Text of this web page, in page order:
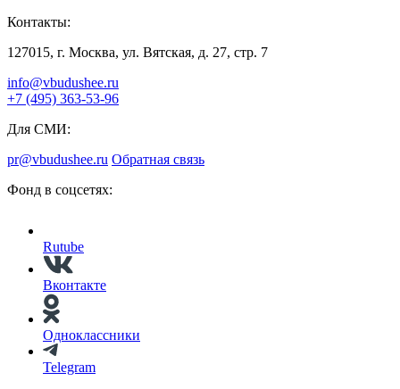
Контакты:
127015, г. Москва, ул. Вятская, д. 27, стр. 7
info@vbudushee.ru
+7 (495) 363-53-96
Для СМИ:
pr@vbudushee.ru Обратная связь
Фонд в соцсетях:
Rutube
Вконтакте
Одноклассники
Telegram